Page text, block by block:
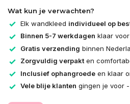
Wat kun je verwachten?
Elk wandkleed individueel op
Binnen 5-7 werkdagen klaar
Gratis verzending binnen
Zorgvuldig verpakten
Inclusief ophangroede en klaar
Vele blije klanten gingen je voor